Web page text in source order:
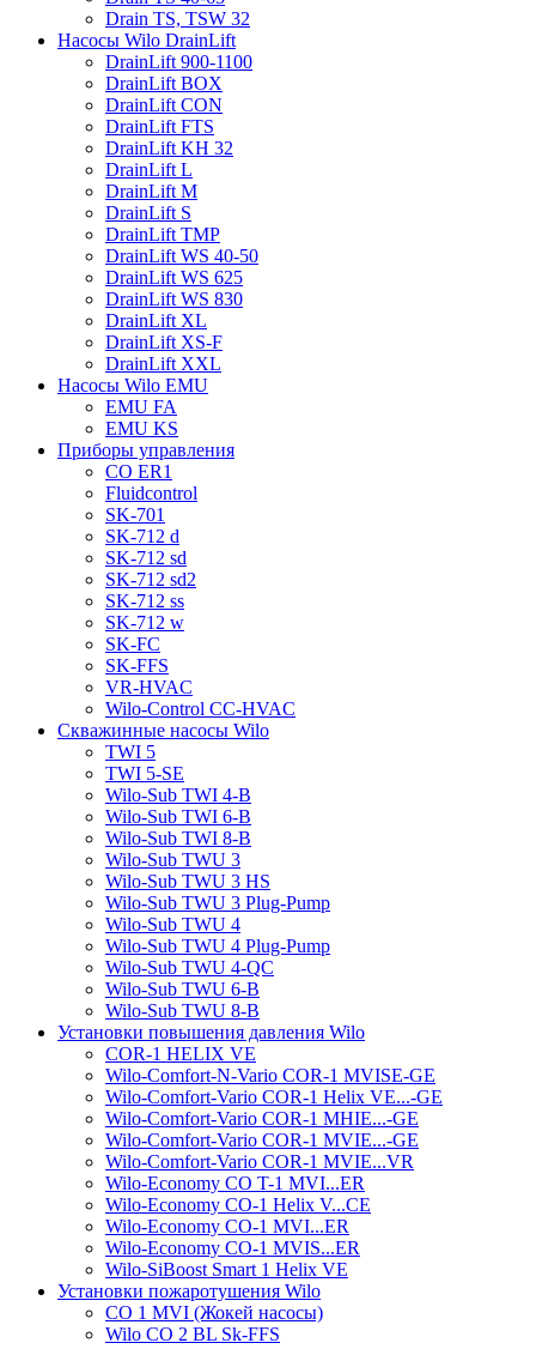
Drain TS, TSW 32
Насосы Wilo DrainLift
DrainLift 900-1100
DrainLift BOX
DrainLift CON
DrainLift FTS
DrainLift KH 32
DrainLift L
DrainLift M
DrainLift S
DrainLift TMP
DrainLift WS 40-50
DrainLift WS 625
DrainLift WS 830
DrainLift XL
DrainLift XS-F
DrainLift XXL
Насосы Wilo EMU
EMU FA
EMU KS
Приборы управления
CO ER1
Fluidcontrol
SK-701
SK-712 d
SK-712 sd
SK-712 sd2
SK-712 ss
SK-712 w
SK-FC
SK-FFS
VR-HVAC
Wilo-Control CC-HVAC
Скважинные насосы Wilo
TWI 5
TWI 5-SE
Wilo-Sub TWI 4-B
Wilo-Sub TWI 6-B
Wilo-Sub TWI 8-B
Wilo-Sub TWU 3
Wilo-Sub TWU 3 HS
Wilo-Sub TWU 3 Plug-Pump
Wilo-Sub TWU 4
Wilo-Sub TWU 4 Plug-Pump
Wilo-Sub TWU 4-QC
Wilo-Sub TWU 6-B
Wilo-Sub TWU 8-B
Установки повышения давления Wilo
COR-1 HELIX VE
Wilo-Comfort-N-Vario COR-1 MVISE-GE
Wilo-Comfort-Vario COR-1 Helix VE...-GE
Wilo-Comfort-Vario COR-1 MHIE...-GE
Wilo-Comfort-Vario COR-1 MVIE...-GE
Wilo-Comfort-Vario COR-1 MVIE...VR
Wilo-Economy CO T-1 MVI...ER
Wilo-Economy CO-1 Helix V...CE
Wilo-Economy CO-1 MVI...ER
Wilo-Economy CO-1 MVIS...ER
Wilo-SiBoost Smart 1 Helix VE
Установки пожаротушения Wilo
CO 1 MVI (Жокей насосы)
Wilo CO 2 BL Sk-FFS